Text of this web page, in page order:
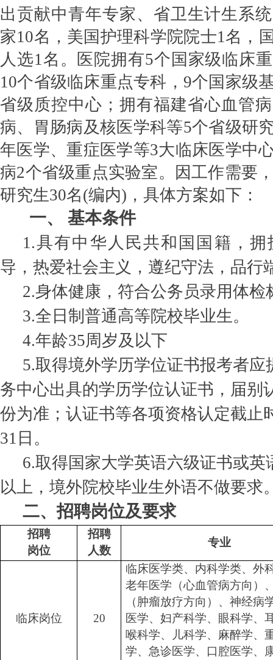
出贡献中青年专家、省卫生计生系
家10名，美国护理科学院院士1名，
人选1名。医院拥有5个国家级临床
10个省级临床重点专科， 9个国家级
省级质控中心；拥有福建省心血管
病、胃肠病及核医学科等5个省级研
年医学、重症医学等3大临床医学中
病2个省级重点实验室。因工作需要
研究生30名(编内)，具体方案如下：
一、 基本条件
1.具有中华人民共和国国籍，
导，热爱社会主义，遵纪守法，品行
2.身体健康，符合公务员录用体检
3.全日制普通高等院校毕业生。
4.年龄35周岁及以下
5.取得境外学历学位证书报考者应
务中心出具的学历学位认证书，届别
份为准；认证书等各项资格认定截止
31日。
6.取得国家大学英语六级证书或英
以上，境外院校毕业生外语不做要求
二、招聘岗位及要求
招聘
岗位
招聘
人数
专业
临床岗位 20
临床医学类、内科学类、外
老年医学（心血管病方向）
（肿瘤放疗方向）、神经病
医学、妇产科学、眼科学、
喉科学、儿科学、麻醉学、
学、急诊医学、口腔医学、